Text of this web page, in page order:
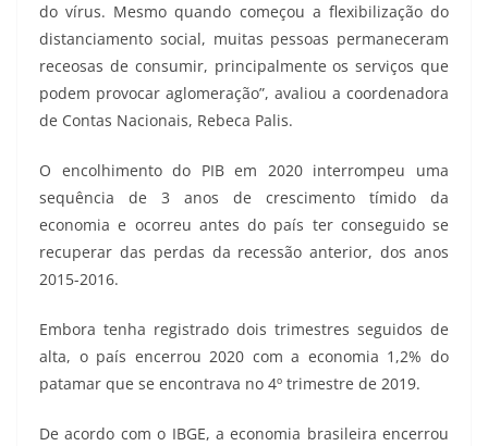
do vírus. Mesmo quando começou a flexibilização do
distanciamento social, muitas pessoas permaneceram
receosas de consumir, principalmente os serviços que
podem provocar aglomeração”, avaliou a coordenadora
de Contas Nacionais, Rebeca Palis.
O encolhimento do PIB em 2020 interrompeu uma
sequência de 3 anos de crescimento tímido da
economia e ocorreu antes do país ter conseguido se
recuperar das perdas da recessão anterior, dos anos
2015-2016.
Embora tenha registrado dois trimestres seguidos de
alta, o país encerrou 2020 com a economia 1,2% do
patamar que se encontrava no 4º trimestre de 2019.
De acordo com o IBGE, a economia brasileira encerrou